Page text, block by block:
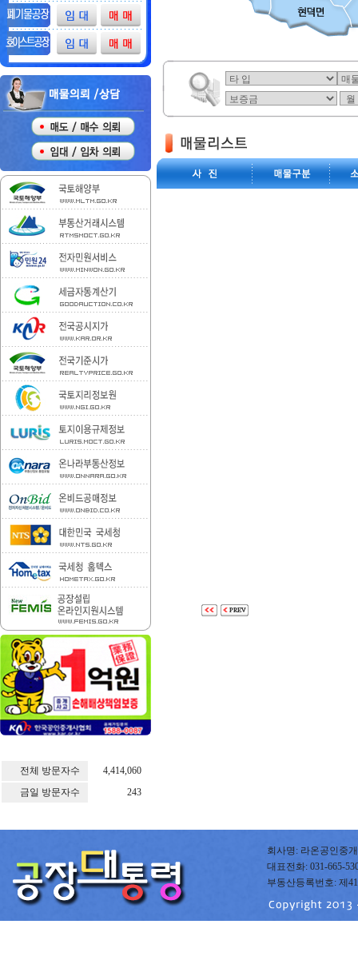
전체 방문자수
4,414,060
금일 방문자수
243
회사명: 라온공인중
대표전화: 031-665-
부동산등록번호: 제